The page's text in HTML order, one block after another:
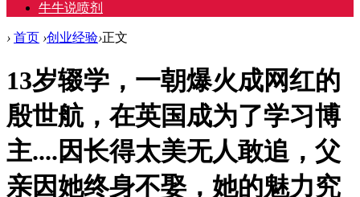
牛牛说喷剂
› 首页 ›创业经验›正文
13岁辍学，一朝爆火成网红的
殷世航，在英国成为了学习博
主....因长得太美无人敢追，父
亲因她终身不娶，她的魅力究